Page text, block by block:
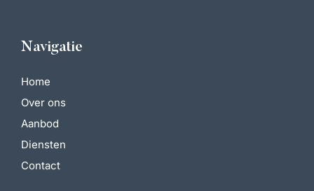
Navigatie
Home
Over ons
Aanbod
Diensten
Contact